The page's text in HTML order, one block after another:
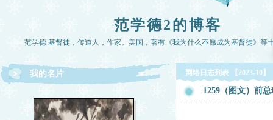
范学德2的博客
范学德 基督徒，传道人，作家。美国，著有《我为什么不愿成为基督徒》等
我的名片 网络日志列表 【2023-10】
1259（图文）前